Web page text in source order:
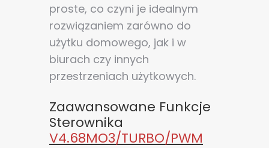
proste, co czyni je idealnym
rozwiązaniem zarówno do
użytku domowego, jak i w
biurach czy innych
przestrzeniach użytkowych.
Zaawansowane Funkcje
Sterownika
V4.68MO3/TURBO/PWM